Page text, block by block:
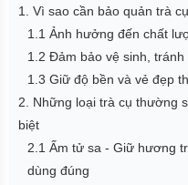
1. Vì sao cần bảo quản trà
1.1 Ảnh hưởng đến chất
1.2 Đảm bảo vệ sinh, tránh
1.3 Giữ độ bền và vẻ đẹp
2. Những loại trà cụ thường
biệt
2.1 Ấm tử sa - Giữ hương
dùng đúng